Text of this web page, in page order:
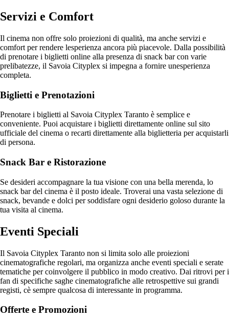
Servizi e Comfort
Il cinema non offre solo proiezioni di qualità, ma anche servizi e
comfort per rendere lesperienza ancora più piacevole. Dalla possibilità
di prenotare i biglietti online alla presenza di snack bar con varie
prelibatezze, il Savoia Cityplex si impegna a fornire unesperienza
completa.
Biglietti e Prenotazioni
Prenotare i biglietti al Savoia Cityplex Taranto è semplice e
conveniente. Puoi acquistare i biglietti direttamente online sul sito
ufficiale del cinema o recarti direttamente alla biglietteria per acquistarli
di persona.
Snack Bar e Ristorazione
Se desideri accompagnare la tua visione con una bella merenda, lo
snack bar del cinema è il posto ideale. Troverai una vasta selezione di
snack, bevande e dolci per soddisfare ogni desiderio goloso durante la
tua visita al cinema.
Eventi Speciali
Il Savoia Cityplex Taranto non si limita solo alle proiezioni
cinematografiche regolari, ma organizza anche eventi speciali e serate
tematiche per coinvolgere il pubblico in modo creativo. Dai ritrovi per i
fan di specifiche saghe cinematografiche alle retrospettive sui grandi
registi, cè sempre qualcosa di interessante in programma.
Offerte e Promozioni